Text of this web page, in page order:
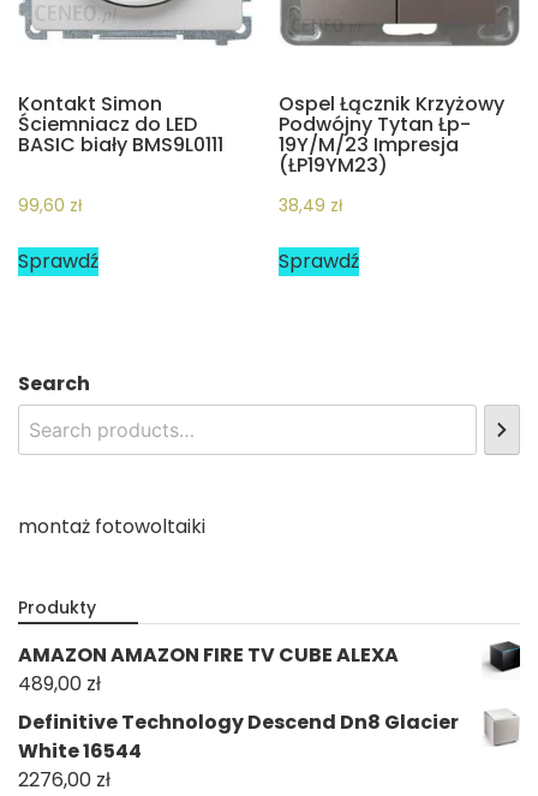
Kontakt Simon
Ściemniacz do LED
BASIC biały BMS9L0111
99,60 zł
Sprawdź
Ospel Łącznik Krzyżowy
Podwójny Tytan Łp-
19Y/M/23 Impresja
(ŁP19YM23)
38,49 zł
Sprawdź
Search
montaż fotowoltaiki
Produkty
AMAZON AMAZON FIRE TV CUBE ALEXA
489,00 zł
Definitive Technology Descend Dn8 Glacier
White 16544
2276,00 zł